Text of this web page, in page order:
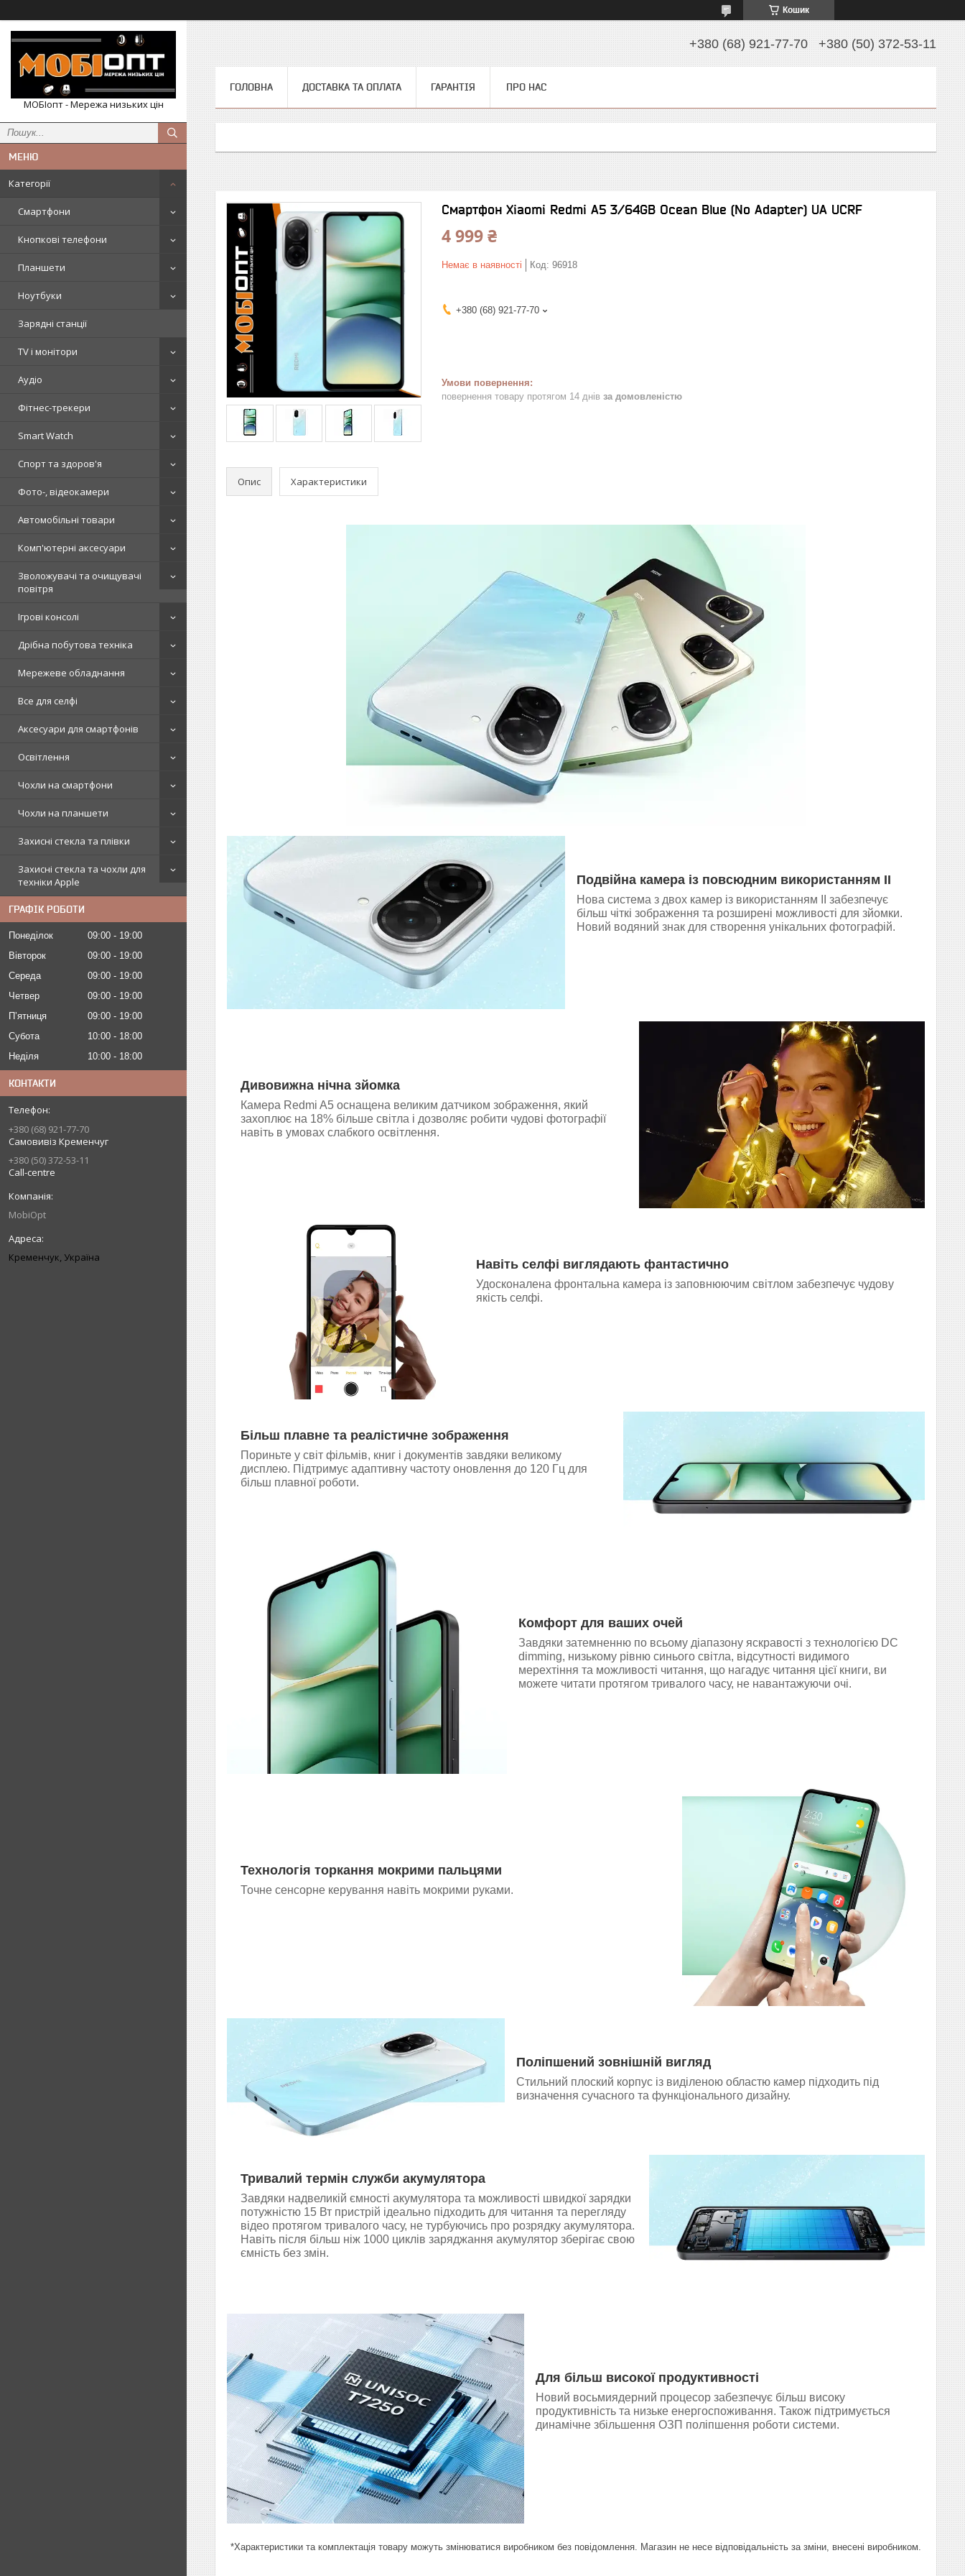
Кошик
МОБІопт - Мережа низьких цін
Категорії
Смартфони
Кнопкові телефони
Планшети
Ноутбуки
Зарядні станції
TV і монітори
Аудіо
Фітнес-трекери
Smart Watch
Спорт та здоров'я
Фото-, відеокамери
Автомобільні товари
Комп'ютерні аксесуари
Зволожувачі та очищувачі
повітря
Ігрові консолі
Дрібна побутова техніка
Мережеве обладнання
Все для селфі
Аксесуари для смартфонів
Освітлення
Чохли на смартфони
Чохли на планшети
Захисні стекла та плівки
Захисні стекла та чохли для
техніки Apple
ГРАФІК РОБОТИ
Понеділок 09:00
19:00
Вівторок
09:00
19:00
Середа
09:00
19:00
Четвер
09:00
19:00
Пʼятниця
09:00
19:00
Субота
10:00
18:00
Неділя
10:00 18:00
КОНТАКТИ
+380 (68) 921-77-70
Самовивіз Кременчуг
+380 (50) 372-53-11
Call-centre
MobiOpt
Кременчук, Україна
+380 (68) 921-77-70 +380 (50) 372-53-11
ГОЛОВНА ДОСТАВКА ТА ОПЛАТА ГАРАНТІЯ ПРО НАС
Смартфон Xiaomi Redmi A5 3/64GB Ocean Blue (No Adapter) UA UCRF
4 999 ₴
Немає в наявності Код: 96918
+380 (68) 921-77-70
повернення товару протягом 14 днів за домовленістю
Опис Характеристики
Подвійна камера із повсюдним використанням ІІ
Нова система з двох камер із використанням ІІ забезпечує
більш чіткі зображення та розширені можливості для зйомки.
Новий водяний знак для створення унікальних фотографій.
Дивовижна нічна зйомка
Камера Redmi A5 оснащена великим датчиком зображення, який
захоплює на 18% більше світла і дозволяє робити чудові фотографії
навіть в умовах слабкого освітлення.
Навіть селфі виглядають фантастично
Удосконалена фронтальна камера із заповнюючим світлом забезпечує чудову
якість селфі.
Більш плавне та реалістичне зображення
Пориньте у світ фільмів, книг і документів завдяки великому
дисплею. Підтримує адаптивну частоту оновлення до 120 Гц для
більш плавної роботи.
Комфорт для ваших очей
Завдяки затемненню по всьому діапазону яскравості з технологією DC
dimming, низькому рівню синього світла, відсутності видимого
мерехтіння та можливості читання, що нагадує читання цієї книги, ви
можете читати протягом тривалого часу, не навантажуючи очі.
Технологія торкання мокрими пальцями
Точне сенсорне керування навіть мокрими руками.
Поліпшений зовнішній вигляд
Стильний плоский корпус із виділеною областю камер підходить під
визначення сучасного та функціонального дизайну.
Тривалий термін служби акумулятора
Завдяки надвеликій ємності акумулятора та можливості швидкої зарядки
потужністю 15 Вт пристрій ідеально підходить для читання та перегляду
відео протягом тривалого часу, не турбуючись про розрядку акумулятора.
Навіть після більш ніж 1000 циклів заряджання акумулятор зберігає свою
ємність без змін.
Для більш високої продуктивності
Новий восьмиядерний процесор забезпечує більш високу
продуктивність та низьке енергоспоживання. Також підтримується
динамічне збільшення ОЗП поліпшення роботи системи.
*Характеристики та комплектація товару можуть змінюватися виробником без повідомлення. Магазин не несе відповідальність за зміни, внесені виробником.